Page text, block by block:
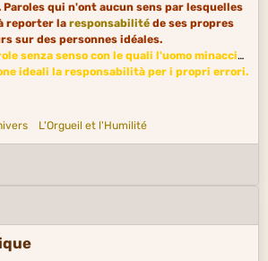
Paroles qui n'ont aucun sens par lesquelles
reporter la responsabilitéde ses propres
sur des personnes idéales.
senza senso con le quali l'uomo minaccia
ideali la responsabilità per i propri errori.
L'Orgueil et l'Humilité